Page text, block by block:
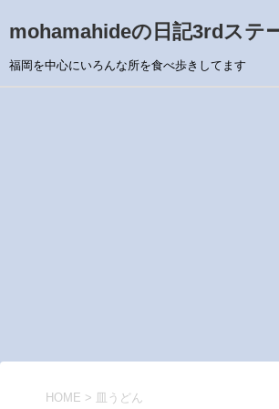
mohamahideの日記3rdステ
福岡を中心にいろんな所を食べ歩きしてます
HOME > 皿うどん